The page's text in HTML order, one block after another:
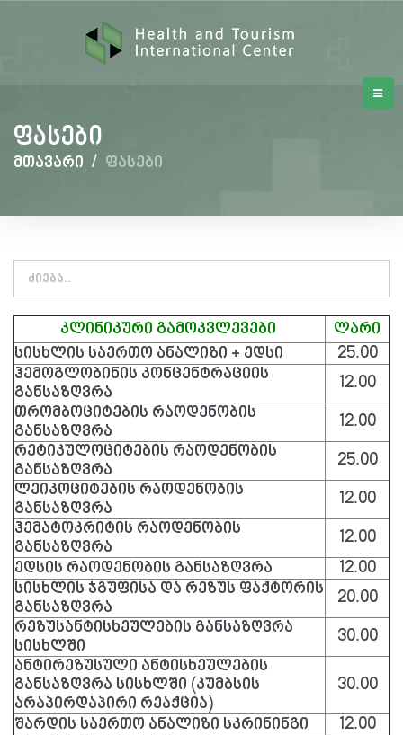
ფასები
მთავარი / ფასები
კლინიკური გამოკვლევები
ლარი
სისხლის საერთო ანალიზი + ედსი
25.00
ჰემოგლობინის კონცენტრაციის
განსაზღვრა
12.00
თრომბოციტების რაოდენობის
განსაზღვრა
12.00
რეტიკულოციტების რაოდენობის
განსაზღვრა
25.00
ლეიკოციტების რაოდენობის
განსაზღვრა
12.00
ჰემატოკრიტის რაოდენობის
განსაზღვრა
12.00
ედსის რაოდენობის განსაზღვრა
12.00
სისხლის ჯგუფისა და რეზუს ფაქტორის
განსაზღვრა
20.00
რეზუსანტისხეულების განსაზღვრა
სისხლში
30.00
ანტირეზუსული ანტისხეულების
განსაზღვრა სისხლში (კუმბსის
არაპირდაპირი რეაქცია)
30.00
შარდის საერთო ანალიზი სკრინინგი
12.00